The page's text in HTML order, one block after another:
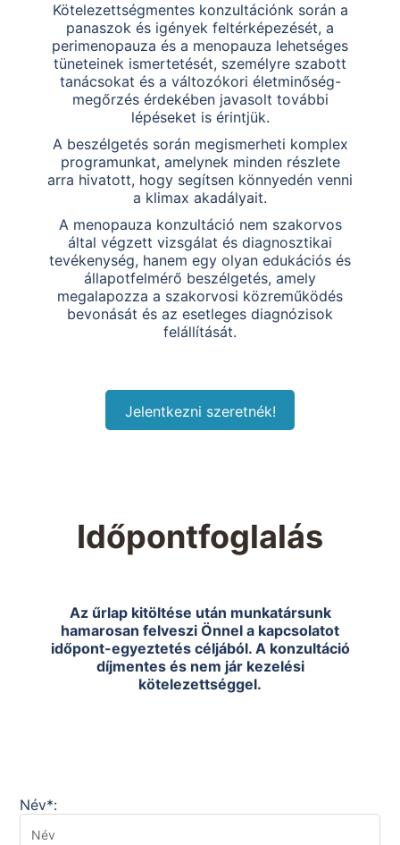
Kötelezettségmentes konzultációnk során a
panaszok és igények feltérképezését, a
perimenopauza és a menopauza lehetséges
tüneteinek ismertetését, személyre szabott
tanácsokat és a változókori életminőség-
megőrzés érdekében javasolt további
lépéseket is érintjük.
A beszélgetés során megismerheti komplex
programunkat, amelynek minden részlete
arra hivatott, hogy segítsen könnyedén venni
a klimax akadályait.
A menopauza konzultáció nem szakorvos
által végzett vizsgálat és diagnosztikai
tevékenység, hanem egy olyan edukációs és
állapotfelmérő beszélgetés, amely
megalapozza a szakorvosi közreműködés
bevonását és az esetleges diagnózisok
felállítását.
Jelentkezni szeretnék!
Időpontfoglalás
Az űrlap kitöltése után munkatársunk
hamarosan felveszi Önnel a kapcsolatot
időpont-egyeztetés céljából. A konzultáció
díjmentes és nem jár kezelési
kötelezettséggel.
Név*: